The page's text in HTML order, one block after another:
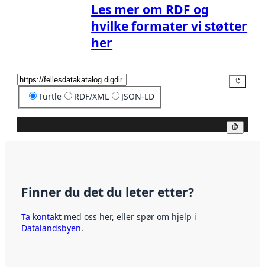
Les mer om RDF og
hvilke formater vi støtter
her
Turtle RDF/XML JSON-LD
Finner du det du leter etter?
Ta kontakt med oss her, eller spør om hjelp i
Datalandsbyen.